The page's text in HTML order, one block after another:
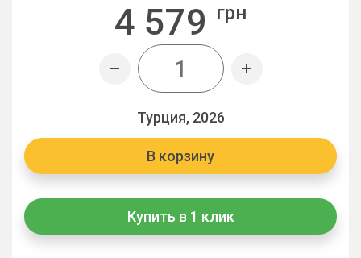
4 579 грн
Турция, 2026
В корзину
Купить в 1 клик